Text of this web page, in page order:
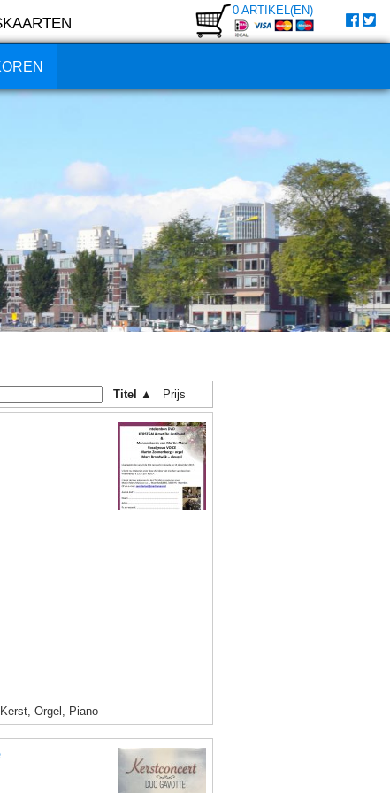
0 ARTIKEL(EN)
Titel ▲ Prijs
Orgel, Piano